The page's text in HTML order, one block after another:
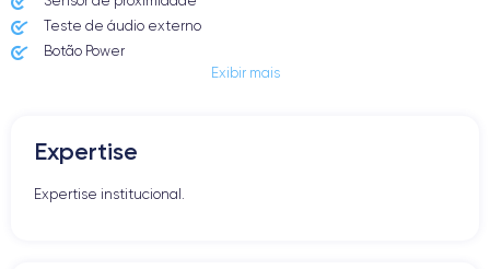
Teste de áudio externo
Botão Power
Entrada Jack ou Lightening
Altifalante
Botão Home
Exibir mais
Expertise
Expertise institucional.